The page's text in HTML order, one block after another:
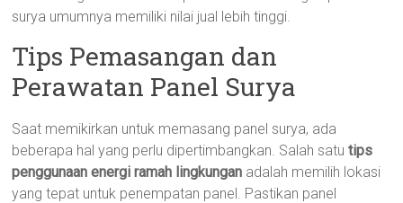
surya umumnya memiliki nilai jual lebih tinggi.
Tips Pemasangan dan
Perawatan Panel Surya
Saat memikirkan untuk memasang panel surya, ada
beberapa hal yang perlu dipertimbangkan. Salah satutips
penggunaan energi ramah lingkungan adalah memilih lokasi
yang tepat untuk penempatan panel. Pastikan panel